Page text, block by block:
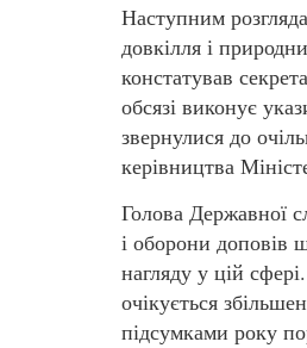
Наступним
довкілля і
констатував
обсязі виконує
звернулися до
керівництва
Голова Державної
і оборони доповів
нагляду у цій
очікується
підсумками року